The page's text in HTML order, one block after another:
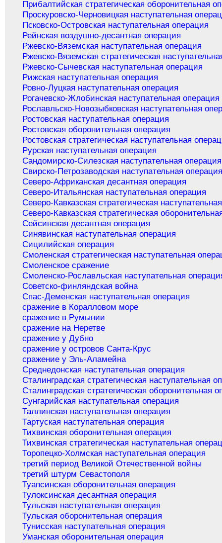
Прибалтийская стратегическая оборонительная
Проскуровско-Черновицкая наступательная
Псковско-Островская наступательная операция
Рейнская воздушно-десантная операция
Ржевско-Вяземская наступательная операция
Ржевско-Вяземская стратегическая
Ржевско-Сычевская наступательная операция
Рижская наступательная операция
Ровно-Луцкая наступательная операция
Рогачевско-Жлобинская наступательная операция
Рославльско-Новозыбковская наступательная
Ростовская наступательная операция
Ростовская оборонительная операция
Ростовская стратегическая наступательная
Рурская наступательная операция
Сандомирско-Силезская наступательная операция
Свирско-Петрозаводская наступательная
Северо-Африканская десантная операция
Северо-Итальянская наступательная операция
Северо-Кавказская стратегическая
Северо-Кавказская стратегическая
Сейсинская десантная операция
Синявинская наступательная операция
Сицилийская операция
Смоленская стратегическая наступательная
Смоленское сражение
Смоленско-Рославльская наступательная
Советско-финляндская война
Спас-Деменская наступательная операция
сражение в Коралловом море
сражение в Румынии
сражение на Неретве
сражение у Дубно
сражение у островов Санта-Крус
сражение у Эль-Аламейна
Среднедонская наступательная операция
Сталинградская стратегическая наступательная
Сталинградская стратегическая оборонительная
Сунгарийская наступательная операция
Таллинская наступательная операция
Тартуская наступательная операция
Тихвинская оборонительная операция
Тихвинская стратегическая наступательная
Торопецко-Холмская наступательная операция
третий период Великой Отечественной войны
третий штурм Севастополя
Туапсинская оборонительная операция
Тулоксинская десантная операция
Тульская наступательная операция
Тульская оборонительная операция
Тунисская наступательная операция
Уманская оборонительная операция